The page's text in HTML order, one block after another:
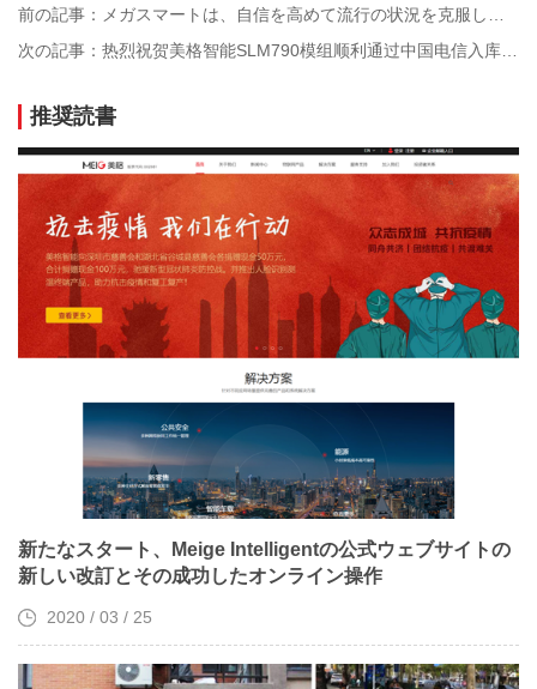
推奨読書
新たなスタート、Meige Intelligentの公式ウェブサイトの
新しい改訂とその成功したオンライン操作
2020 / 03 / 25